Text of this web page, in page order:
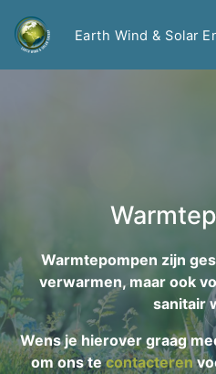
Earth Wind & Solar
Warmtepompen zijn
verwarmen, maar ook
sanitair
Wens je hierover graag
om ons tecontacteren